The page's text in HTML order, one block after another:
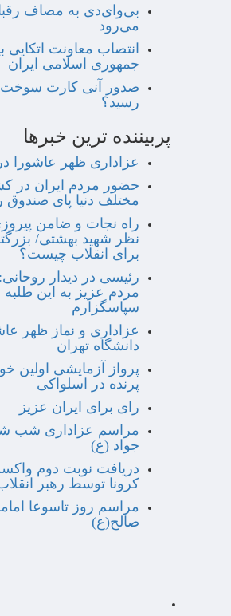
بی‌وای‌دی به مصاف
می‌رود
انتصاب معاونت اتکایی
جمهوری اسلامی ایران
صدور آنی کارت سوخت
رسید؟
پربیننده ترین خبرها
عزاداری ظهر عاشورا در
حضور مردم ایران در
مختلف دنیا پای صندوق
راه نجات و ضامن
نظر شهید بهشتی/
برای انقلاب چیست؟
رئیسی در دیدار روحانی:
مردم عزیز به این
سپاسگزارم
عزاداری و نماز ظهر
دانشگاه تهران
پرواز آزمایشی اولین
پرنده در اسلواکی
رای برای ایران عزیز
مراسم عزاداری شب
جواد (ع)
دریافت نوبت دوم
کرونا توسط رهبر
مراسم روز تاسوعا
صالح(ع)